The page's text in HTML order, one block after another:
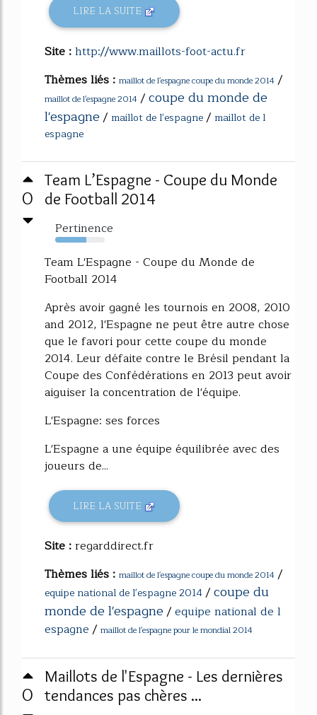
LIRE LA SUITE
Site :http://www.maillots-foot-actu.fr
Thèmes liés : maillot de l'espagne coupe du monde 2014 /
maillot de l'espagne 2014 /coupe du monde de
l'espagne/ maillot de l'espagne/ maillot de l
espagne
0
Team L’Espagne - Coupe du Monde
de Football 2014
Pertinence
63%
Team L'Espagne - Coupe du Monde de
Football 2014
Après avoir gagné les tournois en 2008, 2010
and 2012, l'Espagne ne peut être autre chose
que le favori pour cette coupe du monde
2014. Leur défaite contre le Brésil pendant la
Coupe des Confédérations en 2013 peut avoir
aiguiser la concentration de l'équipe.
L'Espagne: ses forces
L'Espagne a une équipe équilibrée avec des
joueurs de...
LIRE LA SUITE
Site :regarddirect.fr
Thèmes liés : maillot de l'espagne coupe du monde 2014 /
equipe national de l'espagne 2014/coupe du
monde de l'espagne/equipe national de l
espagne/ maillot de l'espagne pour le mondial 2014
0
Maillots de l'Espagne - Les dernières
tendances pas chères ...